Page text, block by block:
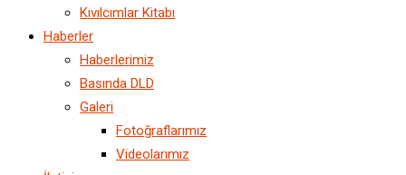
Kıvılcımlar Kitabı
Haberler
Haberlerimiz
Basında DLD
Galeri
Fotoğraflarımız
Videolarımız